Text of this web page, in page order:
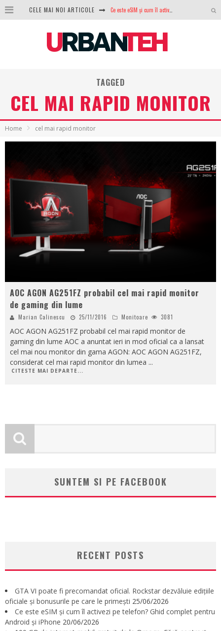
CELE MAI NOI ARTICOLE Ce este eSIM și cum îl activezi pe telefon? Ghid complet pentru Android și iPhone
TAGGED
CEL MAI RAPID MONITOR
Home cel mai rapid monitor
AOC AGON AG251FZ probabil cel mai rapid monitor
de gaming din lume
Marian Calinescu 25/11/2016 Monitoare 3081
AOC AGON AG251FZ probabil cel mai rapid monitor de
gaming din lume AOC a anuntat ieri in mod oficial ca a lansat
cel mai nou monitor din gama AGON: AOC AGON AG251FZ,
considerat cel mai rapid monitor din lumea ...
CITESTE MAI DEPARTE...
SUNTEM SI PE FACEBOOK
RECENT POSTS
GTA VI poate fi precomandat oficial. Rockstar dezvăluie edițiile
oficiale și bonusurile pe care le primești 25/06/2026
Ce este eSIM și cum îl activezi pe telefon? Ghid complet pentru
Android și iPhone 20/06/2026